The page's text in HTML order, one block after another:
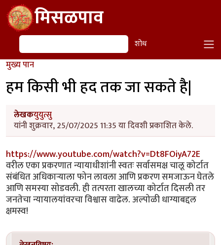
Skip to main contentमिसळपाव
शोध शोध
मुख्य पान
हम किसी भी हद तक जा सकते है|
लेखकयुयुत्सु
यांनी शुक्रवार, 25/07/2025 11:35 या दिवशी प्रकाशित केले.
https://www.youtube.com/watch?v=Dt8FOiyA72E
वरील एका प्रकरणात न्यायाधीशांनी स्वतः सर्वासमक्ष चालू कोर्टात
संबंधित अधिकार्‍याला फोन लावला आणि प्रकरण समजाऊन घेतले
आणि समस्या सोडवली. ही तत्परता खालच्या कोर्टात दिसली तर
जनतेचा न्यायालयांवरचा विश्वास वाढेल. अल्पोळी धाग्याबद्दल
क्षमस्व!